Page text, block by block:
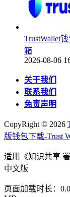
TrustWallet
箱
2026-08-06
关于我们
联系我们
免责声明
CopyRight © 2026
版钱包下载-Trust
适用《知识共享
中文版
页面加载时长：